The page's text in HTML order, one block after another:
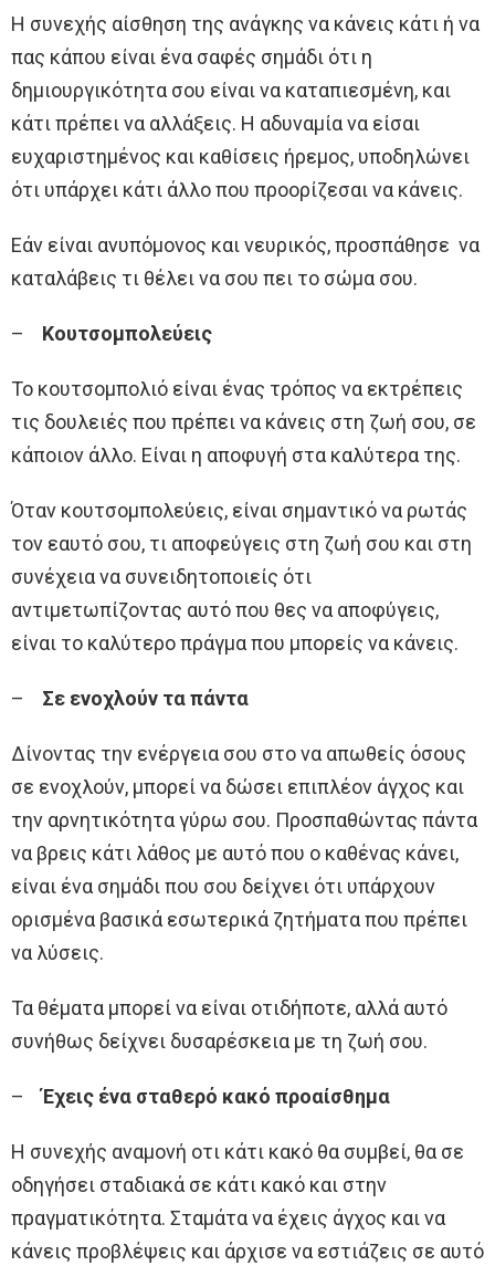
Η συνεχής αίσθηση της ανάγκης να κάνεις κάτι ή να
πας κάπου είναι ένα σαφές σημάδι ότι η
δημιουργικότητα σου είναι να καταπιεσμένη, και
κάτι πρέπει να αλλάξεις. Η αδυναμία να είσαι
ευχαριστημένος και καθίσεις ήρεμος, υποδηλώνει
ότι υπάρχει κάτι άλλο που προορίζεσαι να κάνεις.
Εάν είναι ανυπόμονος και νευρικός, προσπάθησε να
καταλάβεις τι θέλει να σου πει το σώμα σου.
– Κουτσομπολεύεις
Το κουτσομπολιό είναι ένας τρόπος να εκτρέπεις
τις δουλειές που πρέπει να κάνεις στη ζωή σου, σε
κάποιον άλλο. Είναι η αποφυγή στα καλύτερα της.
Όταν κουτσομπολεύεις, είναι σημαντικό να ρωτάς
τον εαυτό σου, τι αποφεύγεις στη ζωή σου και στη
συνέχεια να συνειδητοποιείς ότι
αντιμετωπίζοντας αυτό που θες να αποφύγεις,
είναι το καλύτερο πράγμα που μπορείς να κάνεις.
– Σε ενοχλούν τα πάντα
Δίνοντας την ενέργεια σου στο να απωθείς όσους
σε ενοχλούν, μπορεί να δώσει επιπλέον άγχος και
την αρνητικότητα γύρω σου. Προσπαθώντας πάντα
να βρεις κάτι λάθος με αυτό που ο καθένας κάνει,
είναι ένα σημάδι που σου δείχνει ότι υπάρχουν
ορισμένα βασικά εσωτερικά ζητήματα που πρέπει
να λύσεις.
Τα θέματα μπορεί να είναι οτιδήποτε, αλλά αυτό
συνήθως δείχνει δυσαρέσκεια με τη ζωή σου.
–Έχεις ένα σταθερό κακό προαίσθημα
Η συνεχής αναμονή οτι κάτι κακό θα συμβεί, θα σε
οδηγήσει σταδιακά σε κάτι κακό και στην
πραγματικότητα. Σταμάτα να έχεις άγχος και να
κάνεις προβλέψεις και άρχισε να εστιάζεις σε αυτό